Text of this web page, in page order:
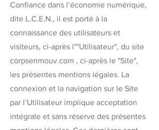
Confiance dans l’économie numérique,
dite L.C.E.N., il est porté à la
connaissance des utilisateurs et
visiteurs, ci-après l""Utilisateur", du site
corpsenmouv.com , ci-après le "Site",
les présentes mentions légales. La
connexion et la navigation sur le Site
par l’Utilisateur implique acceptation
intégrale et sans réserve des présentes